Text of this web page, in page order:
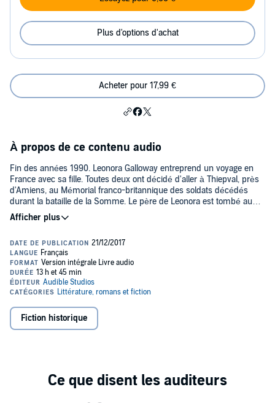
Plus d'options d'achat
Acheter pour 17,99 €
À propos de ce contenu audio
Fin des années 1990. Leonora Galloway entreprend un voyage en
France avec sa fille. Toutes deux ont décidé d'aller à Thiepval, près
d'Amiens, au Mémorial franco-britannique des soldats décédés
durant la bataille de la Somme. Le père de Leonora est tombé au
combat durant la Première Guerre mondiale, mais la date de sa
mort gravée sur les murs du mémorial, le 30 avril 1916, pose
pourrait prendre pour un banal adultère de temps de guerre cache
en fait une étrange histoire, faite de secrets de famille sur lesquels
plane l'ombre d'un meurtre jamais résolu et où chaque mystère en
dissimule un autre. Le lecteur est alors transporté en 1914 dans une
grande demeure anglaise où va se jouer un drame dont les
Dans ce livre envoûtant à l'épaisseur romanesque exceptionnelle,
>> Ce livre audio en version intégrale vous est proposé en
Fiction historique